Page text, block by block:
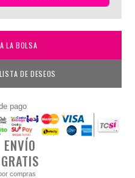
LA BOLSA
DE DESEOS
pago
ENVÍO
GRATIS
compras